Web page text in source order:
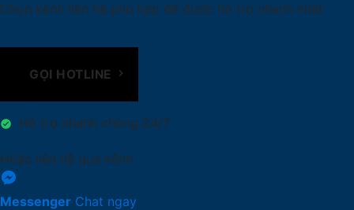
Chọn kênh liên hệ phù hợp để được hỗ trợ nhanh nhất
GỌI HOTLINE
Hỗ trợ nhanh chóng 24/7
Hoặc liên hệ qua kênh
Messenger Chat ngay